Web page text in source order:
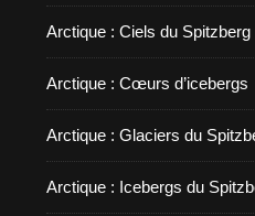
Arctique : Ciels du Spitzberg
Arctique : Cœurs d’icebergs
Arctique : Glaciers du
Arctique : Icebergs du